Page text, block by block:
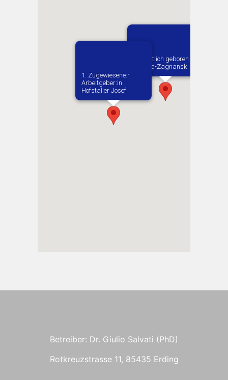
Vermutlich geboren in
Barcza-Zagnansk
1. Zugewiesene:r
Arbeitgeber:in​
Hofstaller Josef
Betreiber: Dr. Giulio Salvati (PhD)
Rotkreuzstrasse 11, 85435 Erding